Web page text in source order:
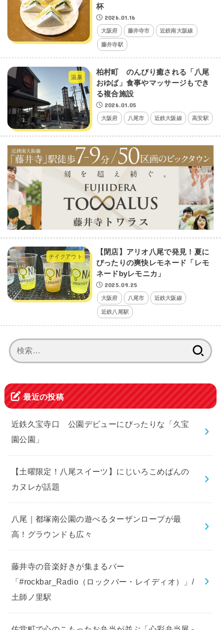
杯
2026.01.16
大阪府 藤井寺市 近鉄南大阪線
藤井寺駅
温泉
柏村町 のんびり癒される「八尾
おゆば」食事やマッサージもでき
る複合施設
2026.01.05
大阪府 八尾市 近鉄大阪線 高安駅
テイクアウト
【閉店】アリオ八尾で発見！夏に
ぴったりの爽快レモネード「レモ
ネードbyレモニカ」
2025.09.25
大阪府 八尾市 近鉄大阪線
近鉄八尾駅
索:
最近の投稿
近鉄久宝寺口 公園デビューにぴったりな「久宝
園公園」
【土曜限定！八尾スイーツ】にじいろこめぱんの
カヌレが話題
八尾｜都塚南公園の遊べるターザンロープが最
高！グラウンドも広々
藤井寺の音楽好きが集まるバー
「#rockbar_Radio（ロックバー・レイディオ）」/
土師ノ里駅